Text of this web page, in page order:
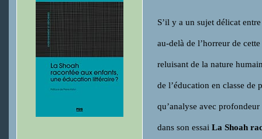
S’il y a un sujet délicat
au-delà de l’horreur de
reluisant de la nature
de l’éducation en classe de
qu’analyse avec profondeur
dans son essai La Shoah